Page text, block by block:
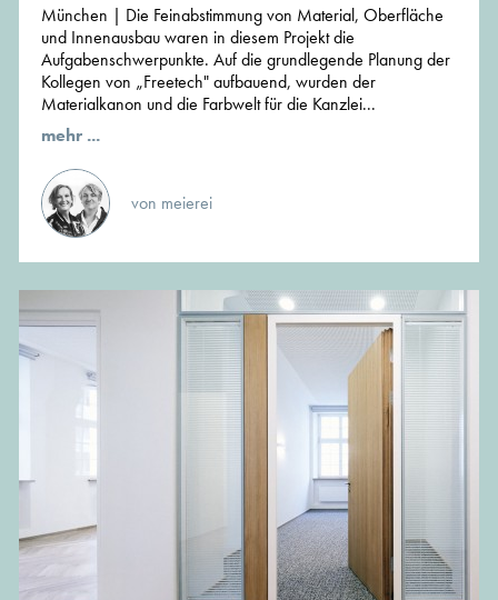
München | Die Feinabstimmung von Material, Oberfläche
und Innenausbau waren in diesem Projekt die
Aufgabenschwerpunkte. Auf die grundlegende Planung der
Kollegen von „Freetech" aufbauend, wurden der
Materialkanon und die Farbwelt für die Kanzlei...
mehr ...
von meierei